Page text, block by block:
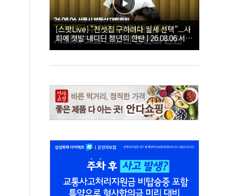
[스팟Live] "전셋집 구하려다 월세 선택"...사
회에 첫발 내디딘 청년의 한탄 | 26.08.06 서울
시 부동산 대토론회